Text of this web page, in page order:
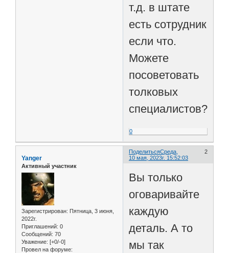
т.д. в штате
есть сотрудник
если что.
Можете
посоветовать
толковых
специалистов?
0
Поделиться 2
Среда,
10 мая, 2023г. 15:52:03
Yanger
Активный участник
Зарегистрирован: Пятница, 3 июня,
2022г.
Приглашений: 0
Сообщений: 70
Уважение: [+0/-0]
Провел на форуме:
Вы только
оговаривайте
каждую
деталь. А то
мы так